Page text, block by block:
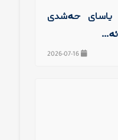
یاسای حەشدی
2026-07-16